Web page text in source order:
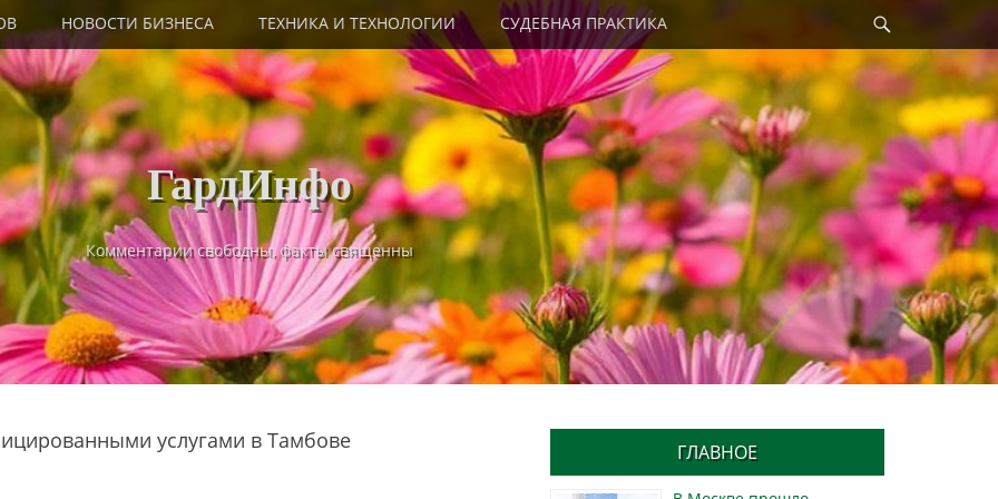
НОВОСТИ БИЗНЕСА ТЕХНИКА И ТЕХНОЛОГИИ СУДЕБНАЯ ПРАКТИКА
ГардИнфо
Комментарии свободны, факты священны
услугами в Тамбове ГЛАВНОЕ